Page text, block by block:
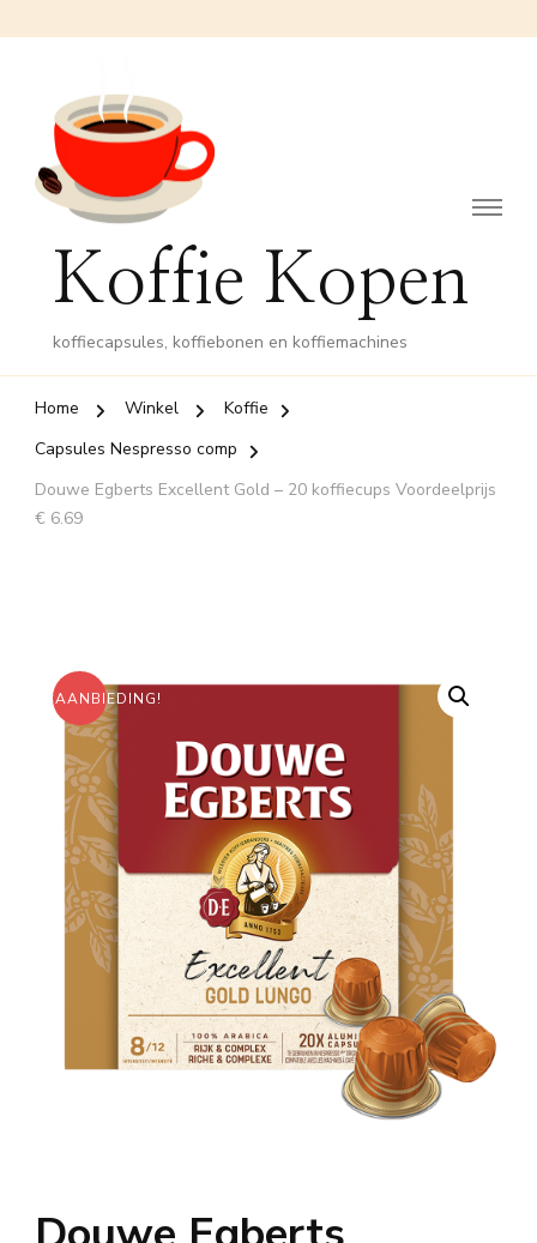
Koffie Kopen
koffiecapsules, koffiebonen en koffiemachines
Home Winkel
Koffie
Capsules Nespresso comp
Douwe Egberts Excellent Gold – 20 koffiecups Voordeelprijs
€ 6.69
AANBIEDING!